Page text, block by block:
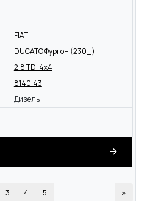
FIAT
DUCATO Фургон (230_)
2.8 TDI 4x4
8140.43
Дизель
3 4 5 »